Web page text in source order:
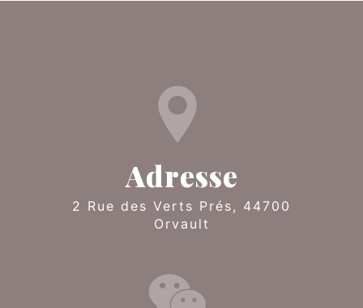
Adresse
2 Rue des Verts Prés, 44700
Orvault